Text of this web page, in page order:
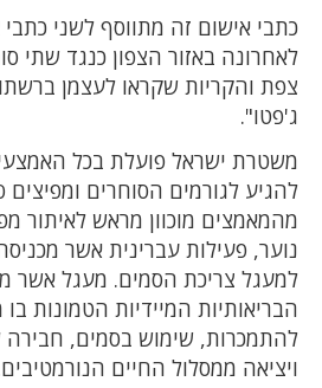
כתבי אישום זה מתווסף לשני
לאחרונה באזור הצפון כנגד שתי
צפת והקריות שקראו לעצמן
ג'פטו".
משטרת ישראל פועלת בכל
להגיע לגורמים הסוחרים ומפיצים
מהמאמצים מוכוון מראש לאיתור
נוער, פעילות עברינית אשר
למעגל צריכת הסמים. מעגל אשר
הבריאותיות המיידיות הטמונות
להתמכרות, שימוש בסמים, חבירה
ויציאה ממסלול החיים